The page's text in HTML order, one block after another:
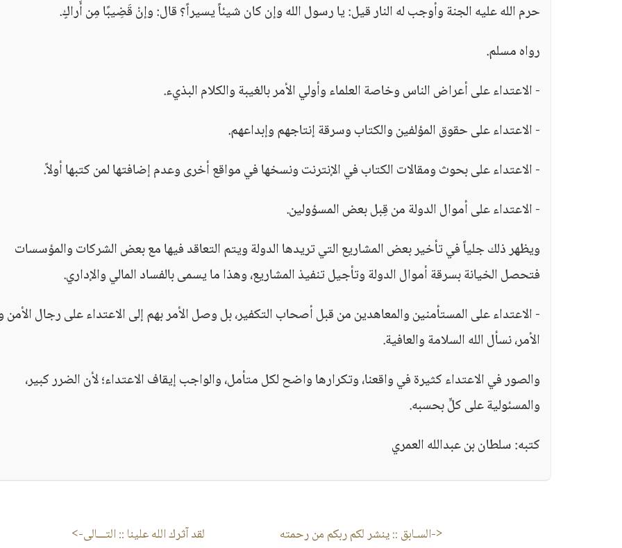
حرم الله عليه الجنة وأوجب له النار قيل: يا رسول الله وإن كان شيئاً يسيراً؟ قال: وإنْ قَضِيبًا مِن أَراكٍ.
رواه مسلم.
- الاعتداء على أعراض الناس وخاصة العلماء وأولي الأمر بالغيبة والكلام البذيء.
- الاعتداء على حقوق المؤلفين والكتاب وسرقة إنتاجهم وإبداعهم.
- الاعتداء على بحوث ومقالات الكتاب في الإنترنت ونسخها في مواقع أخرى وعدم إضافتها لمن كتبها أولاً.
- الاعتداء على أموال الدولة من قِبل بعض المسؤولين.
ويظهر ذلك جلياً في تأخير بعض المشاريع التي تريدها الدولة ويتم التعاقد فيها مع بعض الشركات والمؤسسات
فتحصل الخيانة بسرقة أموال الدولة وتأجيل تنفيذ المشاريع، وهذا ما يسمى بالفساد المالي والإداري.
- الاعتداء على المستأمنين والمعاهدين من قبل أصحاب التكفير، بل وصل الأمر بهم إلى الاعتداء على رجال الأمن
الأمر، نسأل الله السلامة والعافية.
والصور في الاعتداء كثيرة في واقعنا، وتكرارها واضح لكل متأمل، والواجب إيقاف الاعتداء؛ لأن الضرر كبير،
والمسئولية على كلٍّ بحسبه.
كتبه: سلطان بن عبدالله العمري
<-السـابق ::ينشر لكم ربكم من رحمته لقد آثرك الله علينا :: التـــالى->